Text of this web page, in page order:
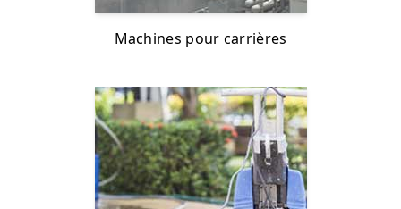
Machines pour carrières